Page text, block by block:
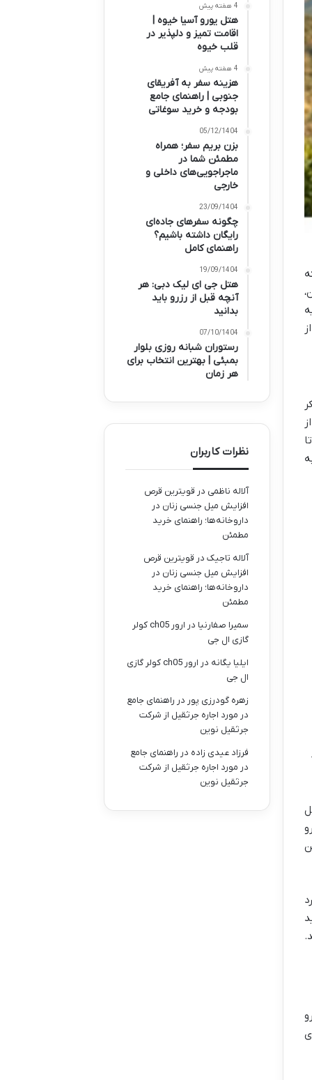
4 هفته پیش
هتل یورو آسیا خیوه |
اقامت تمیز و دلپذیر در
قلب خیوه
4 هفته پیش
هزینه سفر به آفریقای
جنوبی | راهنمای جامع
بودجه و خرید سوغاتی
05/12/1404
بزن بریم سفر؛ همراه
مطمئن شما در
ماجراجویی‌های داخلی و
خارجی
23/09/1404
چگونه سفرهای جاده‌ای
رایگان داشته باشیم؟
راهنمای کامل
19/09/1404
هتل جی ای لیک دبی: هر
آنچه قبل از رزرو باید
بدانید
07/10/1404
رستوران شبانه روزی بلوار
بمبئی | بهترین انتخاب برای
هر زمان
نظرات کاربران
آلاله ناظمی در قویترین قرص
افزایش میل جنسی زنان در
داروخانه‌ها؛ راهنمای خرید
مطمئن
آلاله تاجیکدر قویترین قرص
افزایش میل جنسی زنان در
داروخانه‌ها؛ راهنمای خرید
مطمئن
سمیرا صفارنیا در
ارور ch05 کولر
گازی ال جی
ایلیا یگانه در
ارور ch05 کولر گازی
ال جی
زهره گودرزی پور در راهنمای جامع
در مورد اجاره جرثقیل از شرکت
جرثقیل نوین
فرزاد عیدی زاده در راهنمای جامع
در مورد اجاره جرثقیل از شرکت
جرثقیل نوین